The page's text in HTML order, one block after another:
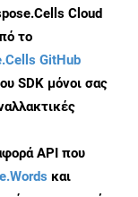
Cloud
το
GitHub
SDK μόνοι σας
API που
και